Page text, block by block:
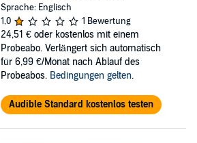
Sprache: Englisch
1,0
1 Bewertung
24,51 € oder kostenlos mit einem
Probeabo. Verlängert sich automatisch
für 6,99 €/Monat nach Ablauf des
Probeabos. Bedingungen gelten.
Audible Standard kostenlos testen